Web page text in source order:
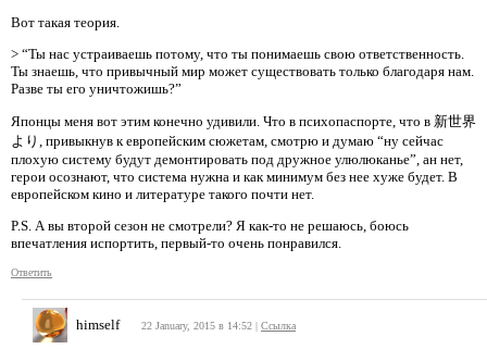
Вот такая теория.
> “Ты нас устраиваешь потому, что ты понимаешь свою ответственность.
Ты знаешь, что привычный мир может существовать только благодаря нам.
Разве ты его уничтожишь?”
Японцы меня вот этим конечно удивили. Что в психопаспорте, что в 新世界
より, привыкнув к европейским сюжетам, смотрю и думаю “ну сейчас
плохую систему будут демонтировать под дружное улюлюканье”, ан нет,
герои осознают, что система нужна и как минимум без нее хуже будет. В
европейском кино и литературе такого почти нет.
P.S. А вы второй сезон не смотрели? Я как-то не решаюсь, боюсь
впечатления испортить, первый-то очень понравился.
Ответить
himself 22 January, 2015 в 14:52 | Ссылка